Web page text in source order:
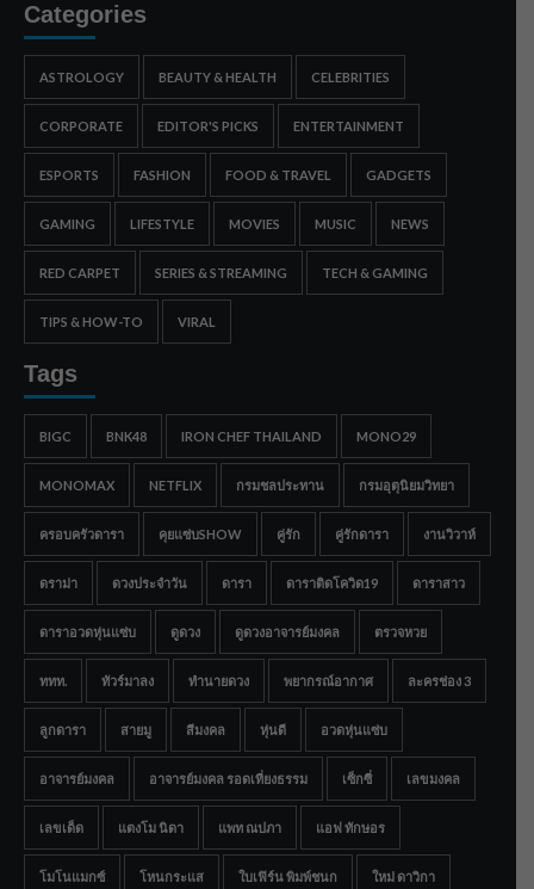
Categories
ASTROLOGY BEAUTY & HEALTH CELEBRITIES
CORPORATE EDITOR'S PICKS ENTERTAINMENT
ESPORTS FASHION FOOD & TRAVEL GADGETS
GAMING LIFESTYLE MOVIES MUSIC NEWS
RED CARPET SERIES & STREAMING TECH & GAMING
TIPS & HOW-TO VIRAL
Tags
BIGC BNK48 IRON CHEF THAILAND MONO29
MONOMAX NETFLIX กรมชลประทาน กรมอุตุนิยมวิทยา
ครอบครัวดารา คุยแซ่บSHOW คู่รัก คู่รักดารา งานวิวาห์
ดราม่า ดวงประจำวัน ดารา ดาราติดโควิด19 ดาราสาว
ดาราอวดหุ่นแซ่บ ดูดวง ดูดวงอาจารย์มงคล ตรวจหวย
ททท. ทัวร์มาลง ทำนายดวง พยากรณ์อากาศ ละครช่อง 3
ลูกดารา สายมู สีมงคล หุ่นดี อวดหุ่นแซ่บ
อาจารย์มงคล อาจารย์มงคล รอดเที่ยงธรรม เซ็กซี่ เลขมงคล
เลขเด็ด แตงโม นิดา แพท ณปภา แอฟ ทักษอร
โมโนแมกซ์ โหนกระแส ใบเฟิร์น พิมพ์ชนก ใหม่ ดาวิกา